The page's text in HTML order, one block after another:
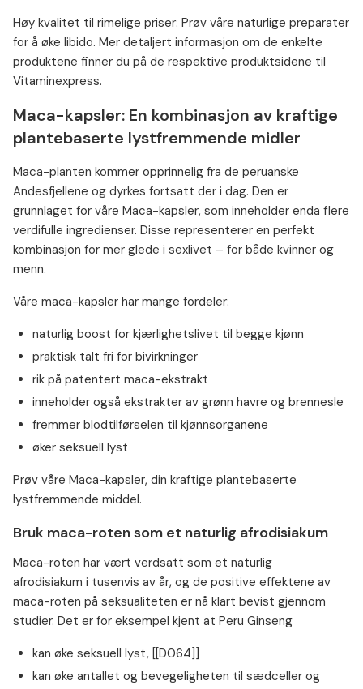
Høy kvalitet til rimelige priser: Prøv våre naturlige preparater
for å øke libido. Mer detaljert informasjon om de enkelte
produktene finner du på de respektive produktsidene til
Vitaminexpress.
Maca-kapsler: En kombinasjon av kraftige
plantebaserte lystfremmende midler
Maca-planten kommer opprinnelig fra de peruanske
Andesfjellene og dyrkes fortsatt der i dag. Den er
grunnlaget for våre Maca-kapsler, som inneholder enda flere
verdifulle ingredienser. Disse representerer en perfekt
kombinasjon for mer glede i sexlivet – for både kvinner og
menn.
Våre maca-kapsler har mange fordeler:
naturlig boost for kjærlighetslivet til begge kjønn
praktisk talt fri for bivirkninger
rik på patentert maca-ekstrakt
inneholder også ekstrakter av grønn havre og brennesle
fremmer blodtilførselen til kjønnsorganene
øker seksuell lyst
Prøv våre Maca-kapsler, din kraftige plantebaserte
lystfremmende middel.
Bruk maca-roten som et naturlig afrodisiakum
Maca-roten har vært verdsatt som et naturlig
afrodisiakum i tusenvis av år, og de positive effektene av
maca-roten på seksualiteten er nå klart bevist gjennom
studier. Det er for eksempel kjent at Peru Ginseng
kan øke seksuell lyst, [[D064]]
kan øke antallet og bevegeligheten til sædceller og